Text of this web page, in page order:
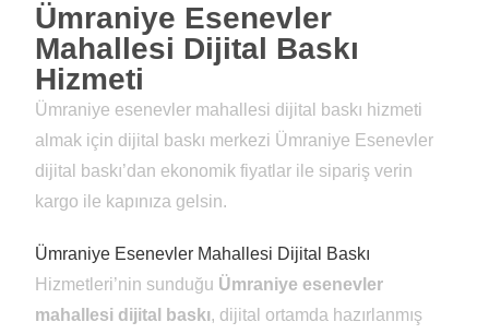
Ümraniye Esenevler
Mahallesi Dijital Baskı
Hizmeti
Ümraniye esenevler mahallesi dijital baskı hizmeti
almak için dijital baskı merkezi Ümraniye Esenevler
dijital baskı’dan ekonomik fiyatlar ile sipariş verin
kargo ile kapınıza gelsin.
Ümraniye Esenevler Mahallesi Dijital Baskı
Hizmetleri’nin sunduğu Ümraniye esenevler
mahallesi dijital baskı, dijital ortamda hazırlanmış